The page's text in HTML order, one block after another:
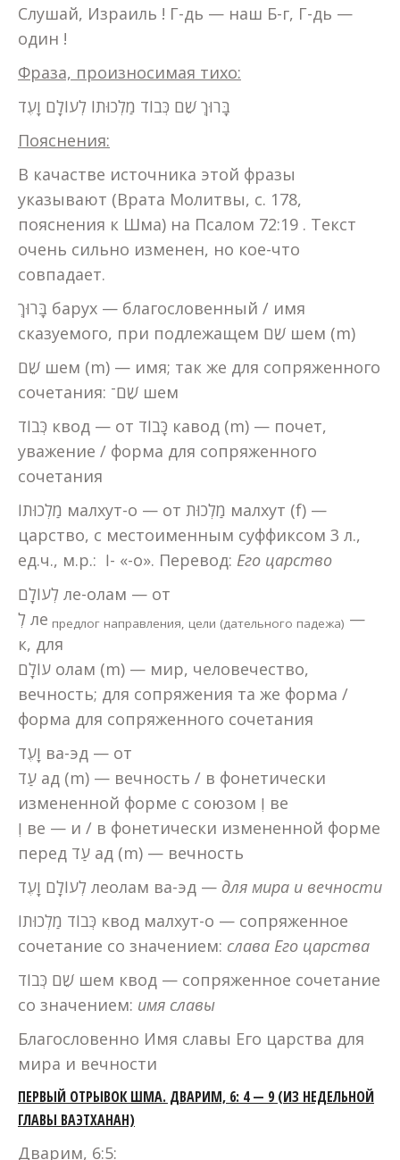
Слушай, Израиль ! Г-дь — наш Б-г, Г-дь —
один !
Фраза, произносимая тихо:
בָּרוּךְ שֵׁם כְּבוֹד מַלְכוּתוֹ לְעוֹלָם וָעֶד
Пояснения:
В качастве источника этой фразы
указывают (Врата Молитвы, с. 178,
пояснения к Шма) на Псалом 72:19 . Текст
очень сильно изменен, но кое-что
совпадает.
בָּרוּךְ барух — благословенный / имя
сказуемого, при подлежащем שֵׁם шем (m)
שֵׁם шем (m) — имя; так же для сопряженного
сочетания: שֵׁם־ шем
כְּבוֹד квод — от כָּבוֹד кавод (m) — почет,
уважение / форма для сопряженного
сочетания
מַלְכוּתוֹ малхут-о — от מַלְכוּת малхут (f) —
царство, с местоименным суффиксом 3 л.,
ед.ч., м.р.: וֹ- «-о». Перевод: Его царство
לְעוֹלָם ле-олам — от
לְ ле предлог направления, цели (дательного падежа) —
к, для
עוֹלָם олам (m) — мир, человечество,
вечность; для сопряжения та же форма /
форма для сопряженного сочетания
וָעֶד ва-эд — от
עַד ад (m) — вечность / в фонетически
измененной форме с союзом וְ ве
וְ ве — и / в фонетически измененной форме
перед עַד ад (m) — вечность
לְעוֹלָם וָעֶד леолам ва-эд — для мира и вечности
כְּבוֹד מַלְכוּתוֹ квод малхут-о — сопряженное
сочетание со значением: слава Его царства
שֵׁם כְּבוֹד шем квод — сопряженное сочетание
со значением: имя славы
Благословенно Имя славы Его царства для
мира и вечности
ПЕРВЫЙ ОТРЫВОК ШМА. ДВАРИМ, 6: 4 — 9 (ИЗ НЕДЕЛЬНОЙ
ГЛАВЫ ВАЭТХАНАН)
Дварим, 6:5: